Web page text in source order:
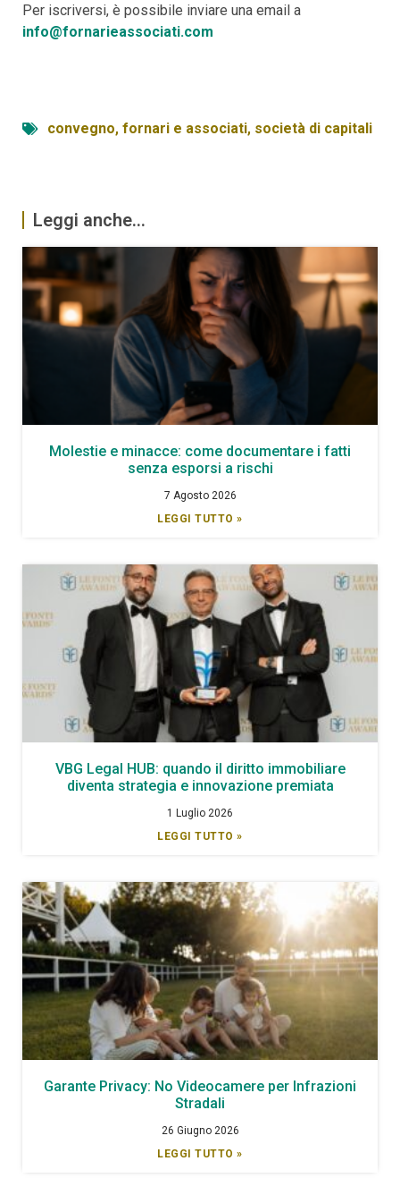
Per iscriversi, è possibile inviare una email a
info@fornarieassociati.com
convegno, fornari e associati, società di capitali
Leggi anche...
Molestie e minacce: come documentare i fatti
senza esporsi a rischi
7 Agosto 2026
LEGGI TUTTO »
VBG Legal HUB: quando il diritto immobiliare
diventa strategia e innovazione premiata
1 Luglio 2026
LEGGI TUTTO »
Garante Privacy: No Videocamere per Infrazioni
Stradali
26 Giugno 2026
LEGGI TUTTO »